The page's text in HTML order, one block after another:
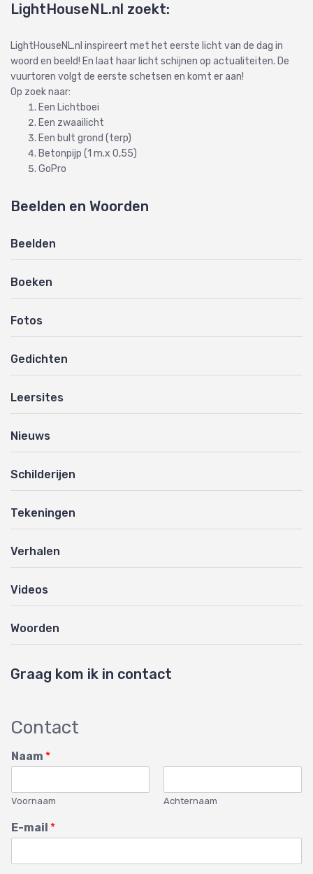
LightHouseNL.nl zoekt:
LightHouseNL.nl inspireert met het eerste licht van de dag in
woord en beeld! En laat haar licht schijnen op actualiteiten. De
vuurtoren volgt de eerste schetsen en komt er aan!
Op zoek naar:
Een Lichtboei
Een zwaailicht
Een bult grond (terp)
Betonpijp (1 m.x 0,55)
GoPro
Beelden en Woorden
Beelden
Boeken
Fotos
Gedichten
Leersites
Nieuws
Schilderijen
Tekeningen
Verhalen
Videos
Woorden
Graag kom ik in contact
Contact
Naam *
Voornaam Achternaam
E-mail *